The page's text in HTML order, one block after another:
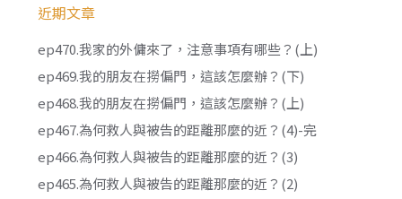
近期文章
ep470.我家的外傭來了，注意事項有哪些？(上)
ep469.我的朋友在撈偏門，這該怎麼辦？(下)
ep468.我的朋友在撈偏門，這該怎麼辦？(上)
ep467.為何救人與被告的距離那麼的近？(4)-完
ep466.為何救人與被告的距離那麼的近？(3)
ep465.為何救人與被告的距離那麼的近？(2)